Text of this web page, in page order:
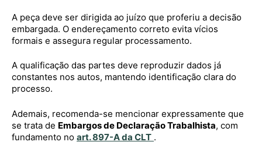
A peça deve ser dirigida ao juízo que proferiu a decisão
embargada. O endereçamento correto evita vícios
formais e assegura regular processamento.
A qualificação das partes deve reproduzir dados já
constantes nos autos, mantendo identificação clara do
processo.
Ademais, recomenda-se mencionar expressamente que
se trata de Embargos de Declaração Trabalhista, com
fundamento no art. 897-A da CLT .